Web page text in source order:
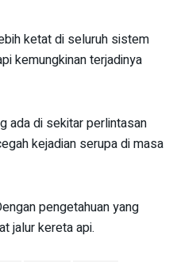
ketat di seluruh sistem
kemungkinan terjadinya
ada di sekitar perlintasan
kejadian serupa di masa
pengetahuan yang
jalur kereta api.